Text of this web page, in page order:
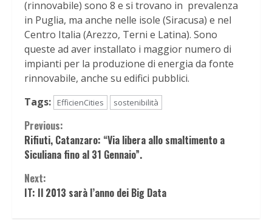
(rinnovabile) sono 8 e si trovano in prevalenza
in Puglia, ma anche nelle isole (Siracusa) e nel
Centro Italia (Arezzo, Terni e Latina). Sono
queste ad aver installato i maggior numero di
impianti per la produzione di energia da fonte
rinnovabile, anche su edifici pubblici.
Tags:
EfficienCities sostenibilità
Continue
Reading
Previous:
Rifiuti, Catanzaro: “Via libera allo smaltimento a
Siculiana fino al 31 Gennaio”.
Next:
IT: Il 2013 sarà l’anno dei Big Data